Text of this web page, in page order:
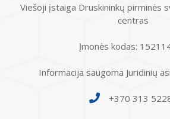
Viešoji įstaiga Druskininkų pirminės
centras
Įmonės kodas:
Informacija saugoma Juridinių
+370 313